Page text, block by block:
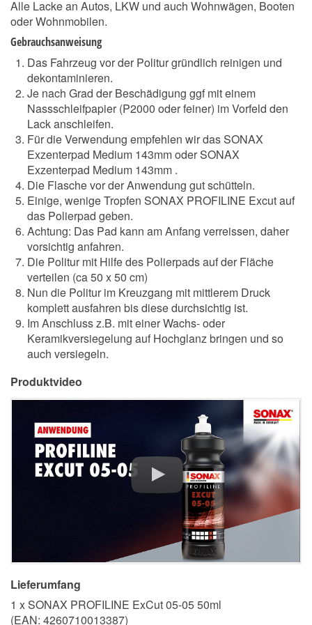
Alle Lacke an Autos, LKW und auch Wohnwägen, Booten
oder Wohnmobilen.
Gebrauchsanweisung
Das Fahrzeug vor der Politur gründlich reinigen und
dekontaminieren.
Je nach Grad der Beschädigung ggf mit einem
Nassschleifpapier (P2000 oder feiner) im Vorfeld den
Lack anschleifen.
Für die Verwendung empfehlen wir dasSONAX
Exzenterpad Medium 143mmoderSONAX
Exzenterpad Medium 143mm .
Die Flasche vor der Anwendung gut schütteln.
Einige, wenige Tropfen SONAX PROFILINE Excut auf
das Polierpad geben.
Achtung: Das Pad kann am Anfang verreissen, daher
vorsichtig anfahren.
Die Politur mit Hilfe des Polierpads auf der Fläche
verteilen (ca 50 x 50 cm)
Nun die Politur im Kreuzgang mit mittlerem Druck
komplett ausfahren bis diese durchsichtig ist.
Im Anschluss z.B. mit einer Wachs- oder
Keramikversiegelung auf Hochglanz bringen und so
auch versiegeln.
Produktvideo
Lieferumfang
1 x SONAX PROFILINE ExCut 05-05 50ml
(EAN: 4260710013387)